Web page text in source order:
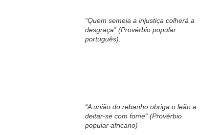
“Quem semeia a injustiça colherá a
desgraça” (Provérbio popular
português).
“A união do rebanho obriga o leão a
deitar-se com fome” (Provérbio
popular africano)